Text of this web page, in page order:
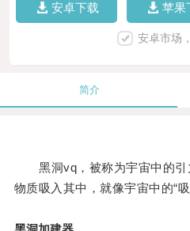
安卓下载 苹果
安卓市场
简介
黑洞vq，被称为宇宙中的引
物质吸入其中，就像宇宙中的“吸